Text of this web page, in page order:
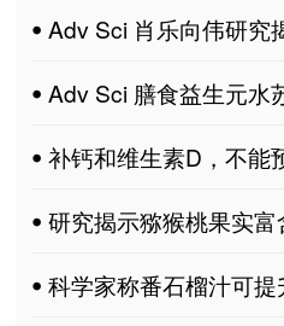
ꔷ 补钙和维生素D，不能
ꔷ 科学家称番石榴汁可